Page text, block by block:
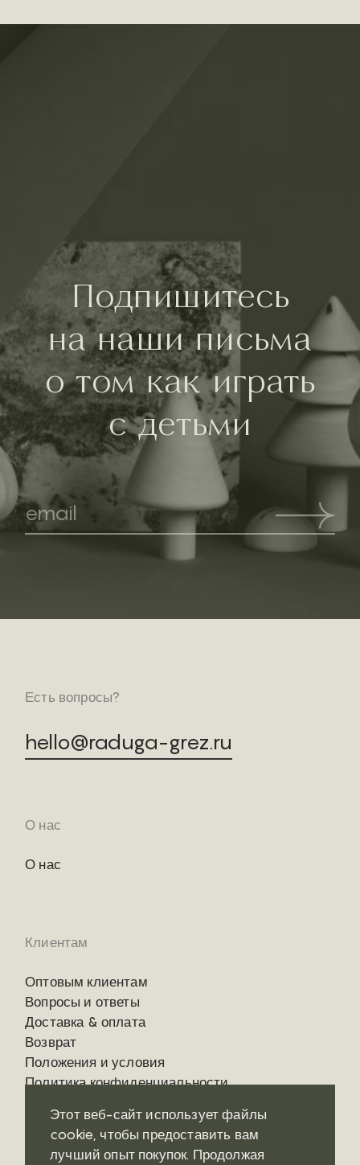
Подпишитесь
на наши письма
о том как играть
с детьми
Есть вопросы?
hello@raduga-grez.ru
О нас
О нас
Клиентам
Оптовым клиентам
Вопросы и ответы
Доставка & оплата
Возврат
Положения и условия
Политика конфиденциальности
Контакты Социальные сети
Этот веб-сайт использует файлы
cookie, чтобы предоставить вам
лучший опыт покупок. Продолжая